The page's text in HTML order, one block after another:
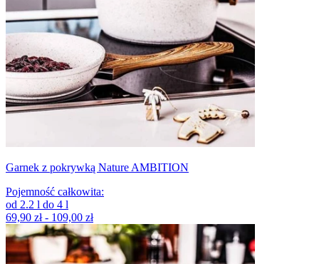
Garnek z pokrywką Nature AMBITION
Pojemność całkowita:
od 2.2 l do 4 l
69,90 zł - 109,00 zł